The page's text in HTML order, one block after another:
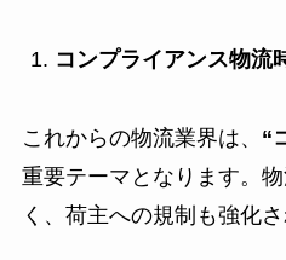
コンプライアンス物流
これからの物流業界は、 “
重要テーマとなります。
く、荷主への規制も強化さ